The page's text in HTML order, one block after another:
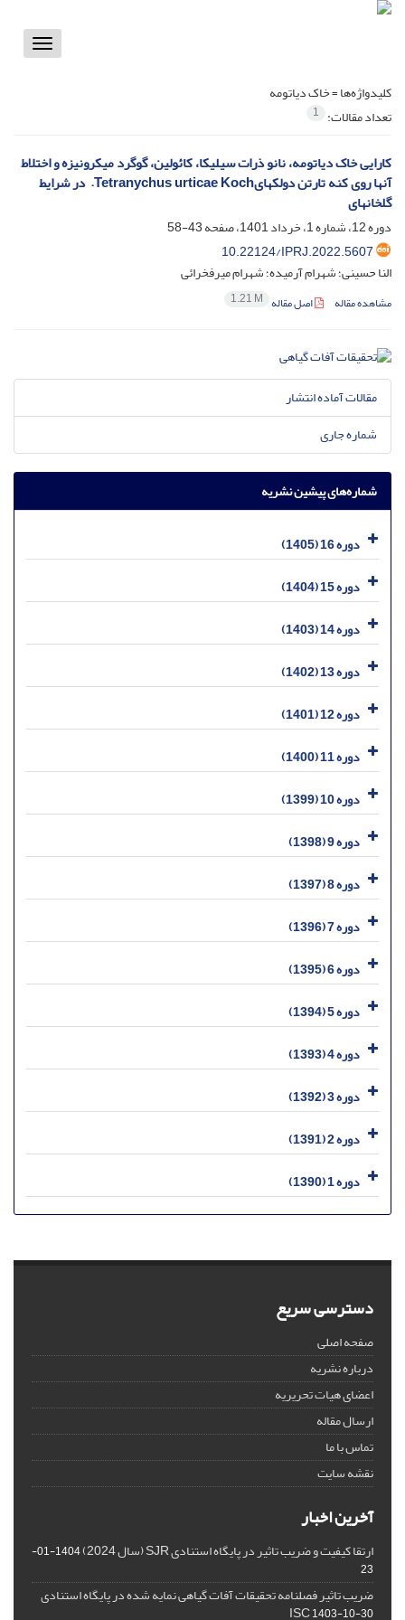
Toggle
کلیدواژه‌ها =خاک دیاتومه
تعداد مقالات: 1
کارایی خاک دیاتومه، نانو ذرات سیلیکا، کائولین، گوگرد میکرونیزه و اختلاط
آنها روی کنه تارتن دولکه­ایTetranychus urticae Koch. در شرایط
گلخانه­ای
دوره 12، شماره 1، خرداد 1401، صفحه
43-58
10.22124/IPRJ.2022.5607
النا حسینی؛ شهرام آرمیده؛ شهرام میرفخرائی
مشاهده مقاله اصل مقاله 1.21 M
مقالات آماده انتشار
شماره جاری
شماره‌های پیشین نشریه
دوره 16 (1405)
دوره 15 (1404)
دوره 14 (1403)
دوره 13 (1402)
دوره 12 (1401)
دوره 11 (1400)
دوره 10 (1399)
دوره 9 (1398)
دوره 8 (1397)
دوره 7 (1396)
دوره 6 (1395)
دوره 5 (1394)
دوره 4 (1393)
دوره 3 (1392)
دوره 2 (1391)
دوره 1 (1390)
دسترسی سریع
صفحه اصلی
درباره نشریه
اعضای هیات تحریریه
ارسال مقاله
تماس با ما
نقشه سایت
آخرین اخبار
ارتقا کیفیت و ضریب تاثیر در پایگاه استنادی SJR (سال 2024)
1404-01-
23
ضریب تاثیر فصلنامه تحقیقات آفات گیاهی نمایه شده در پایگاه استنادی
ISC1403-10-30